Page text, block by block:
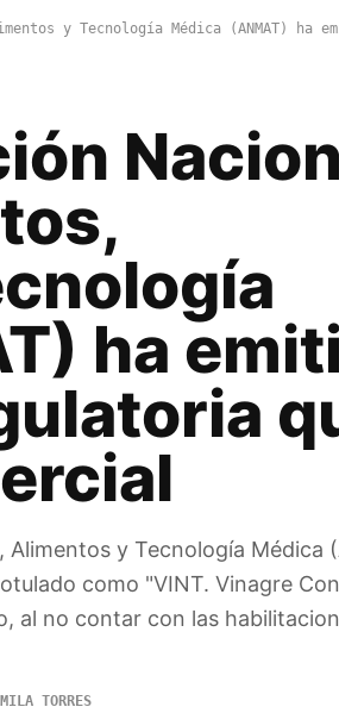
y Tecnología Médica (ANMAT) ha
ha
y Tecnología Médica
como "VINT. Vinagre
al no contar con las
TORRES